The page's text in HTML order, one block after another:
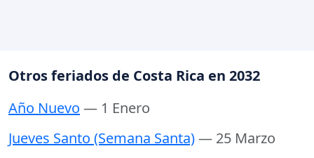
Otros feriados de Costa Rica en 2032
Año Nuevo — 1 Enero
Jueves Santo (Semana Santa)— 25 Marzo